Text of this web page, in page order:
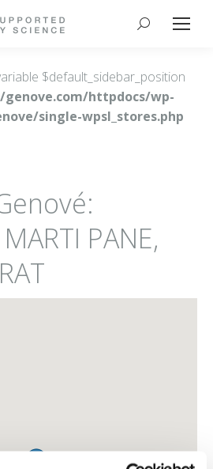
Buscar:
$default_sidebar_position
httpdocs/wp-
single-wpsl_stores.php
PANE,